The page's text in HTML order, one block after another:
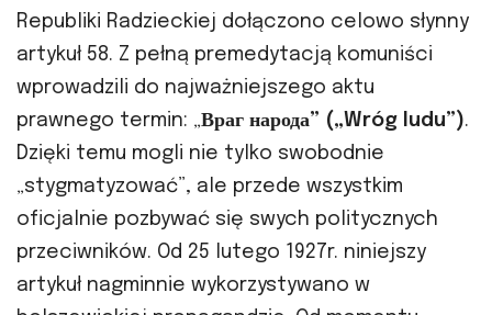
Republiki Radzieckiej dołączono celowo słynny
artykuł 58. Z pełną premedytacją komuniści
wprowadzili do najważniejszego aktu
prawnego termin: „Враг народа” („Wróg ludu”).
Dzięki temu mogli nie tylko swobodnie
„stygmatyzować”, ale przede wszystkim
oficjalnie pozbywać się swych politycznych
przeciwników. Od 25 lutego 1927r. niniejszy
artykuł nagminnie wykorzystywano w